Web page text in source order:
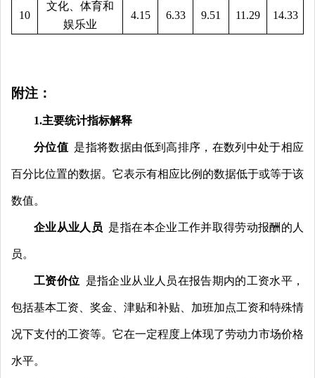
10
文化、体育和
娱乐业
4.15 6.33 9.51 11.29 14.33
附注：
1.主要统计指标解释
分位值 是指将数据由低到高排序 ， 在数列中处于相应
百分比位置的数据。 它表示有相应比例的数据低于或等于该
数值。
企业从业人员 是指在本企业工作并取得劳动报酬的人
员。
工资价位 是指企业从业人员在报告期内的工资水平 ，
包括基本工资 奖金、 津贴和补贴 加班加点工资和特殊情
况下支付的工资等。 它在一定程度上体现了劳动力市场价格
水平。